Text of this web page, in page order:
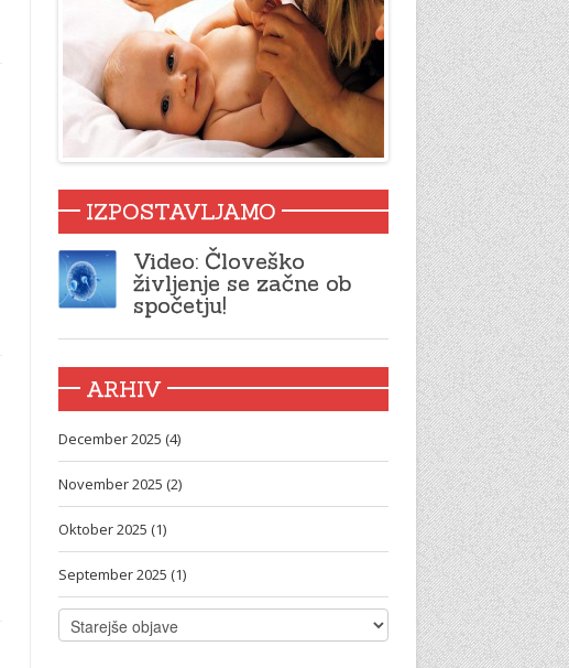
IZPOSTAVLJAMO
Video: Človeško
življenje se začne ob
spočetju!
ARHIV
December 2025 (4)
November 2025 (2)
Oktober 2025 (1)
September 2025 (1)